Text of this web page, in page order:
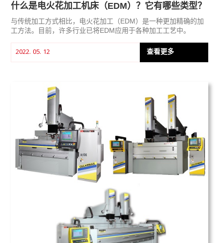
什么是电火花加工机床（EDM）？它有哪些类型？
与传统加工方式相比，电火花加工（EDM）是一种更加精确的加
工方法。目前，许多行业已将EDM应用于各种加工工艺中。
2022. 05. 12 查看更多